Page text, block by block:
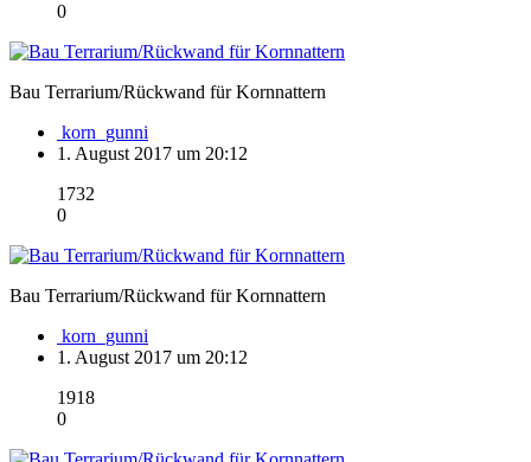
0
Bau Terrarium/Rückwand für Kornnattern
korn_gunni
1. August 2017 um 20:12
1732
0
Bau Terrarium/Rückwand für Kornnattern
korn_gunni
1. August 2017 um 20:12
1918
0